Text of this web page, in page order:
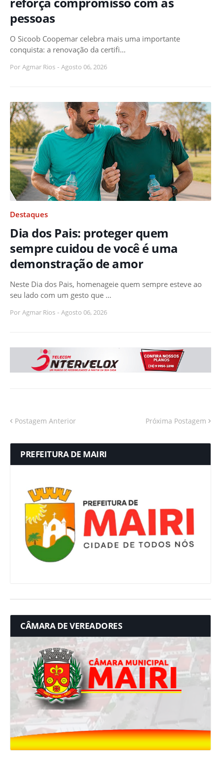
pessoas
O Sicoob Coopemar celebra mais uma importante
conquista: a renovação da certifi…
Por Agmar Rios - Agosto 06, 2026
Destaques
Dia dos Pais: proteger quem
sempre cuidou de você é uma
demonstração de amor
Neste Dia dos Pais, homenageie quem sempre esteve ao
seu lado com um gesto que …
Por Agmar Rios - Agosto 06, 2026
Postagem Anterior Próxima Postagem
PREFEITURA DE MAIRI
CÂMARA DE VEREADORES